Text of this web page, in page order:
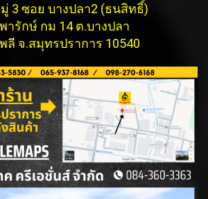
3 ซอย บางปลา2 (ธนสิทธิ์)
ารักษ์ กม 14 ต.บางปลา
ลี จ.สมุทรปราการ 10540